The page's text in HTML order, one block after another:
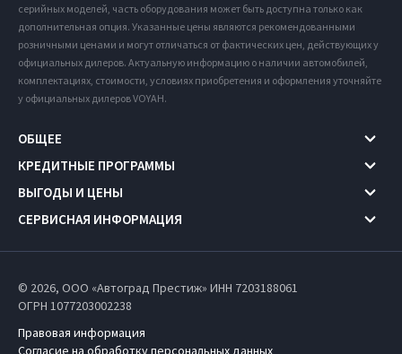
серийных моделей, часть оборудования может быть доступна только как
дополнительная опция. Указанные цены являются рекомендованными
розничными ценами и могут отличаться от фактических цен, действующих у
официальных дилеров. Актуальную информацию о наличии автомобилей,
комплектациях, стоимости, условиях приобретения и оформления уточняйте
у официальных дилеров VOYAH.
ОБЩЕЕ
КРЕДИТНЫЕ ПРОГРАММЫ
ВЫГОДЫ И ЦЕНЫ
СЕРВИСНАЯ ИНФОРМАЦИЯ
© 2026, ООО «Автоград Престиж» ИНН 7203188061
ОГРН 1077203002238
Правовая информация
Согласие на обработку персональных данных